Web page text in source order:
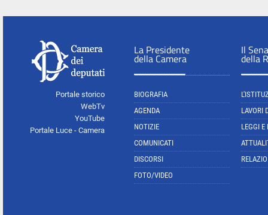
Portale storico
WebTv
YouTube
Portale Luce - Camera
La Presidente
della Camera
BIOGRAFIA
AGENDA
NOTIZIE
COMUNICATI
DISCORSI
FOTO/VIDEO
Il
della
LAVORI
LEGGI E